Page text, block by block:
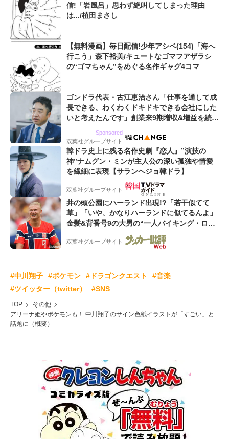
信!「岩風呂」思わず絶叫してしまった理由
は.../植田まさし
【無料漫画】毎日配信!少年アシベ(154)「海へ
行こう」森下裕美/キュートなゴマフアザラシ
の“ゴマちゃん”をめぐる名作ギャグ4コマ
ゴンドラ代表・古江恵治さん「仕事を通して成
長できる、わくわくドキドキできる会社にした
いと考えたんです」創業来9期増収&増益を続け
Sponsored
双葉社グループサイト
韓ドラ史上に残る名作史劇『恋人』”演技の
神”ナムグン・ミンが主人公の深い孤独や情愛
を繊細に表現【サランヘジョ韓ドラ】
双葉社グループサイト
井の頭公園にハーランド出現!?「若干似てて
草」「いや、かなりハーランドに似てるんよ」
金髪&背番号9の大男の“一人バイキング・ロ
ー”映像が話題!「元気をもらった」
双葉社グループサイト
#中川翔子 #ポケモン #ドラゴンクエスト
#音楽
#ツイッター（twitter）
#SNS
TOP
その他
アリーナ姫やポケモンも！ 中川翔子のサイン色紙イラストが「すごい」と
話題に（概要）